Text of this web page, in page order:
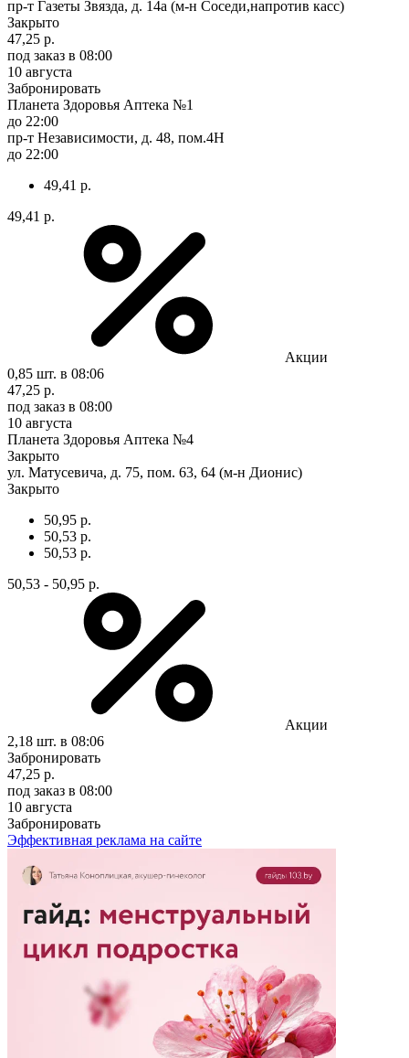
пр-т Газеты Звязда, д. 14а (м-н Соседи,напротив касс)
Закрыто
47,25 р.
под заказ в 08:00
10 августа
Забронировать
Планета Здоровья Аптека №1
до 22:00
пр-т Независимости, д. 48, пом.4Н
до 22:00
49,41 р.
49,41 р.
Акции
0,85 шт. в 08:06
47,25 р.
под заказ в 08:00
10 августа
Планета Здоровья Аптека №4
Закрыто
ул. Матусевича, д. 75, пом. 63, 64 (м-н Дионис)
Закрыто
50,95 р.
50,53 р.
50,53 р.
50,53 - 50,95 р.
Акции
2,18 шт. в 08:06
Забронировать
47,25 р.
под заказ в 08:00
10 августа
Забронировать
Эффективная реклама на сайте